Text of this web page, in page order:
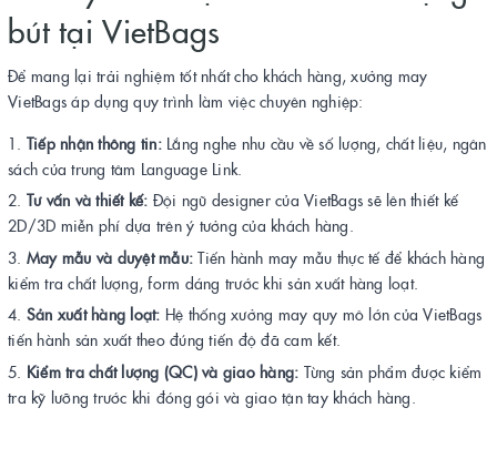
bút tại VietBags
Để mang lại trải nghiệm tốt nhất cho khách hàng, xưởng may
VietBags áp dụng quy trình làm việc chuyên nghiệp:
Tiếp nhận thông tin:Lắng nghe nhu cầu về số lượng, chất liệu, ngân
sách của trung tâm Language Link.
Tư vấn và thiết kế: Đội ngũ designer của VietBags sẽ lên thiết kế
2D/3D miễn phí dựa trên ý tưởng của khách hàng.
May mẫu và duyệt mẫu: Tiến hành may mẫu thực tế để khách hàng
kiểm tra chất lượng, form dáng trước khi sản xuất hàng loạt.
Sản xuất hàng loạt: Hệ thống xưởng may quy mô lớn của VietBags
tiến hành sản xuất theo đúng tiến độ đã cam kết.
Kiểm tra chất lượng (QC) và giao hàng: Từng sản phẩm được kiểm
tra kỹ lưỡng trước khi đóng gói và giao tận tay khách hàng.